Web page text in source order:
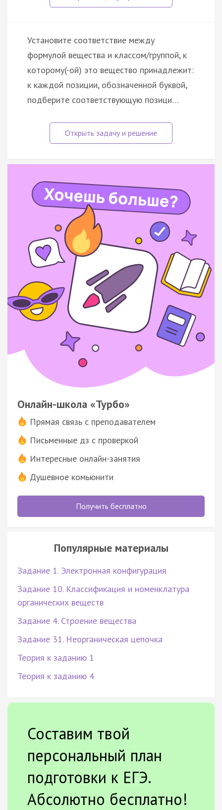
Установите соответствие между
формулой вещества и классом/группой, к
которому(-ой) это вещество принадлежит:
к каждой позиции, обозначенной буквой,
подберите соответствующую позици…
Онлайн-школа «Турбо»
Прямая связь с преподавателем
Письменные дз с проверкой
Интересные онлайн-занятия
Душевное комьюнити
Получить бесплатно
Популярные материалы
Задание 1. Электронная конфигурация
Задание 10. Классификация и номенклатура
органических веществ
Задание 4. Строение вещества
Задание 31. Неорганическая цепочка
Теория к заданию 1
Теория к заданию 4
Составим твой
персональный план
подготовки к ЕГЭ.
Абсолютно бесплатно!